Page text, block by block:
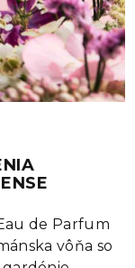
de Parfum
vôňa so